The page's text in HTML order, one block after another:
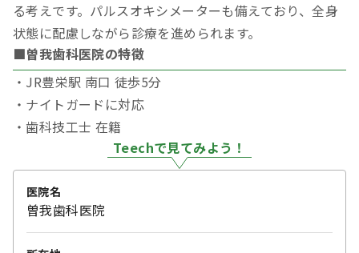
る考えです。パルスオキシメーターも備えており、全身
状態に配慮しながら診療を進められます。
■曽我歯科医院の特徴
・JR豊栄駅 南口 徒歩5分
・ナイトガードに対応
・歯科技工士 在籍
Teechで見てみよう！
医院名
曽我歯科医院